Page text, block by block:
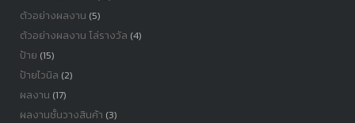
ตัวอย่างผลงาน (5)
ตัวอย่างผลงาน โล่รางวัล (4)
ป้าย (15)
ป้ายไวนิล (2)
ผลงาน (17)
ผลงานชั้นวางสินค้า (3)